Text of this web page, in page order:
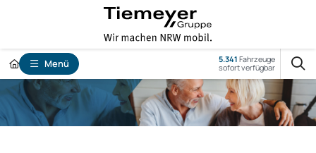
Menü 5.341 Fahrzeuge
sofort verfügbar